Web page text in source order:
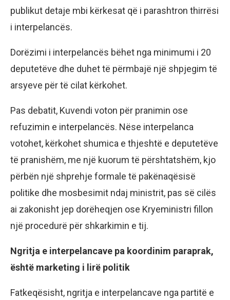
publikut detaje mbi kërkesat që i parashtron thirrësi
i interpelancës.
Dorëzimi i interpelancës bëhet nga minimumi i 20
deputetëve dhe duhet të përmbajë një shpjegim të
arsyeve për të cilat kërkohet.
Pas debatit, Kuvendi voton për pranimin ose
refuzimin e interpelancës. Nëse interpelanca
votohet, kërkohet shumica e thjeshtë e deputetëve
të pranishëm, me një kuorum të përshtatshëm, kjo
përbën një shprehje formale të pakënaqësisë
politike dhe mosbesimit ndaj ministrit, pas së cilës
ai zakonisht jep dorëheqjen ose Kryeministri fillon
një procedurë për shkarkimin e tij.
Ngritja e interpelancave pa koordinim paraprak,
është marketing i lirë politik
Fatkeqësisht, ngritja e interpelancave nga partitë e